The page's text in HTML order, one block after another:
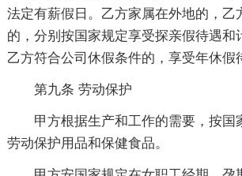
法定有薪假日。乙方家属在外地的，乙
的，分别按国家规定享受探亲假待遇和
乙方符合公司休假条件的，享受年休假
第九条 劳动保护
甲方根据生产和工作的需要，按国
劳动保护用品和保健食品。